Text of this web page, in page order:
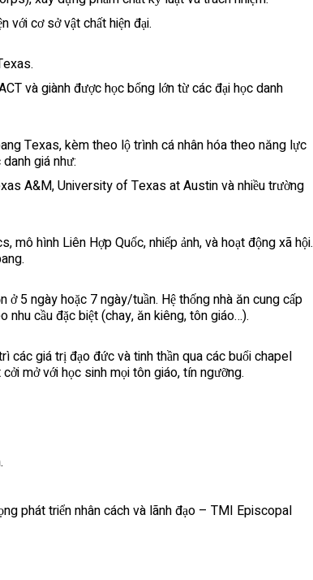
với cơ sở vật chất hiện đại.
và giành được học bổng lớn từ các đại học danh
Texas, kèm theo lộ trình cá nhân hóa theo năng lực
giá như:
A&M, University of Texas at Austin và nhiều trường
mô hình Liên Hợp Quốc, nhiếp ảnh, và hoạt động xã hội.
ở 5 ngày hoặc 7 ngày/tuần. Hệ thống nhà ăn cung cấp
nhu cầu đặc biệt (chay, ăn kiêng, tôn giáo…).
các giá trị đạo đức và tinh thần qua các buổi chapel
mở với học sinh mọi tôn giáo, tín ngưỡng.
phát triển nhân cách và lãnh đạo – TMI Episcopal